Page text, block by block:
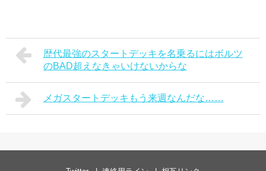
歴代最強のスタートデッキを名乗るにはボルツ
のBAD超えなきゃいけないからな
メガスタートデッキもう来週なんだな……